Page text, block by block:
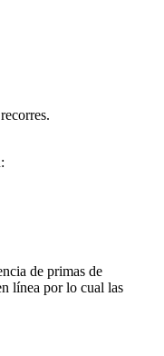
de primas de
línea por lo cual las